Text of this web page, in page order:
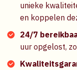
unieke
en koppelen
24/7
uur opgelost,